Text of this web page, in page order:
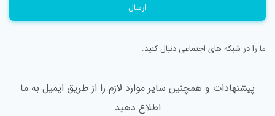
ما را در شبکه های اجتماعی دنبال کنید.
پیشنهادات و همچنین سایر موارد لازم را از طریق ایمیل به ما
اطلاع دهید